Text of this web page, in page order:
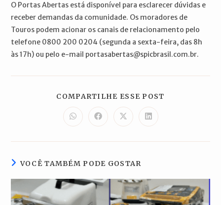
O Portas Abertas está disponível para esclarecer dúvidas e
receber demandas da comunidade. Os moradores de
Touros podem acionar os canais de relacionamento pelo
telefone 0800 200 0204 (segunda a sexta-feira, das 8h
às 17h) ou pelo e-mail portasabertas@spicbrasil.com.br.
COMPARTILHE ESSE POST
Abre
em
nova
Abre
em
nova
Abre
em
nova
Abre
em
nova
VOCÊ TAMBÉM PODE GOSTAR